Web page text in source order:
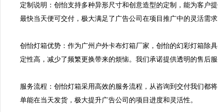
定制说明：创怡支持多种异形尺寸和创意造型的定制，能为客户
最快当天便可交付，极大满足了广告公司在项目推广中的灵活需
创怡灯箱优势：作为广州户外卡布灯箱厂家，创怡的幻彩灯箱除
定性高，减少了频繁更换带来的烦恼。我们承诺提供透明的售后
服务流程：创怡灯箱采用高效的服务流程，从咨询到交付我们都
单能在当天发货，极大提升广告公司的项目进度和灵活性。